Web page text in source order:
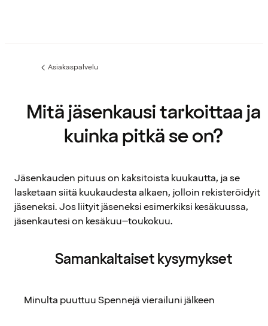
Edellinen
Asiakaspalvelu
Mitä jäsenkausi tarkoittaa ja
kuinka pitkä se on?
Jäsenkauden pituus on kaksitoista kuukautta, ja se
lasketaan siitä kuukaudesta alkaen, jolloin rekisteröidyit
jäseneksi. Jos liityit jäseneksi esimerkiksi kesäkuussa,
jäsenkautesi on kesäkuu–toukokuu.
Samankaltaiset kysymykset
Minulta puuttuu Spennejä vierailuni jälkeen